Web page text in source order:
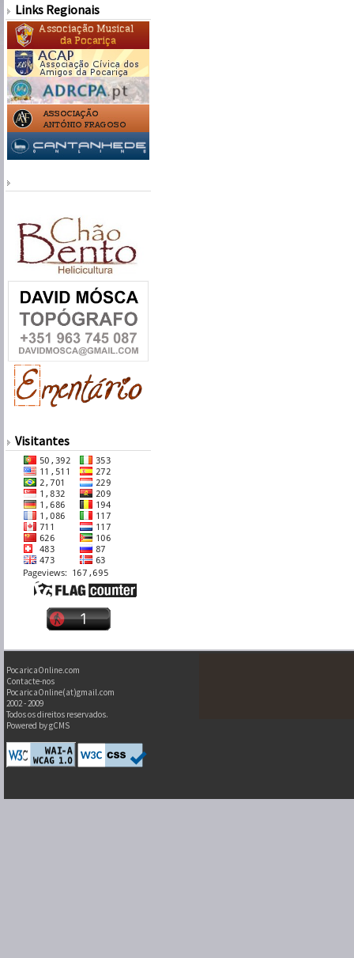
Links Regionais
Visitantes
PocaricaOnline.com
Contacte-nos
PocaricaOnline(at)gmail.com
2002 - 2009
Todos os direitos reservados.
Powered by gCMS